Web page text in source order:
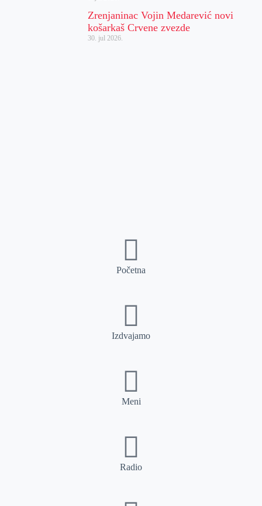
Zrenjaninac Vojin Medarević novi
košarkaš Crvene zvezde
30. jul 2026.
Početna
Izdvajamo
Meni
Radio